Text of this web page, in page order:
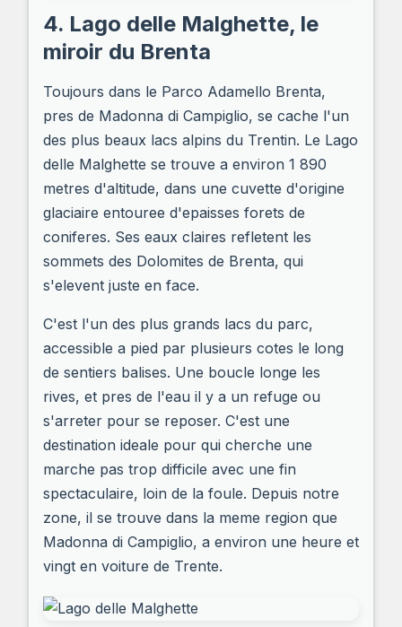
4. Lago delle Malghette, le
miroir du Brenta
Toujours dans le Parco Adamello Brenta,
pres de Madonna di Campiglio, se cache l'un
des plus beaux lacs alpins du Trentin. Le Lago
delle Malghette se trouve a environ 1 890
metres d'altitude, dans une cuvette d'origine
glaciaire entouree d'epaisses forets de
coniferes. Ses eaux claires refletent les
sommets des Dolomites de Brenta, qui
s'elevent juste en face.
C'est l'un des plus grands lacs du parc,
accessible a pied par plusieurs cotes le long
de sentiers balises. Une boucle longe les
rives, et pres de l'eau il y a un refuge ou
s'arreter pour se reposer. C'est une
destination ideale pour qui cherche une
marche pas trop difficile avec une fin
spectaculaire, loin de la foule. Depuis notre
zone, il se trouve dans la meme region que
Madonna di Campiglio, a environ une heure et
vingt en voiture de Trente.